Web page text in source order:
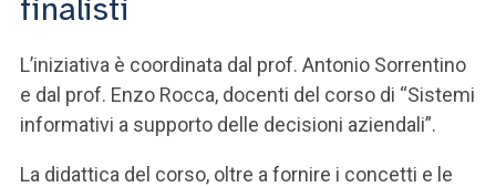
SEI UN DOCENTE O UN MEMBRO DELLO STAFF
ACCEDI A CLOUDMAIL
finalisti
L’iniziativa è coordinata dal prof. Antonio Sorrentino
e dal prof. Enzo Rocca, docenti del corso di “Sistemi
informativi a supporto delle decisioni aziendali”.
La didattica del corso, oltre a fornire i concetti e le